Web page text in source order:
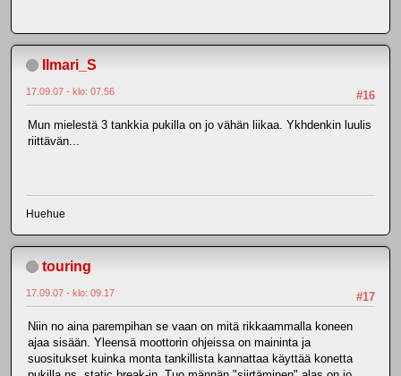
Ilmari_S
#16
17.09.07 - klo: 07.56
Mun mielestä 3 tankkia pukilla on jo vähän liikaa. Ykhdenkin luulis
riittävän...
Huehue
touring
#17
17.09.07 - klo: 09.17
Niin no aina parempihan se vaan on mitä rikkaammalla koneen
ajaa sisään. Yleensä moottorin ohjeissa on maininta ja
suositukset kuinka monta tankillista kannattaa käyttää konetta